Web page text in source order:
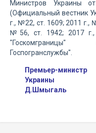
Министров Украины
(Официальный вестник
г., №22, ст. 1609; 2011 г.,
№56, ст. 1942; 2017
"Госкомграницы"
Госпогранслужбы".
Премьер-министр
Украины
Д.Шмыгаль